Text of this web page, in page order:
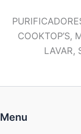
COOKTOP’S,
LAVAR,
Menu